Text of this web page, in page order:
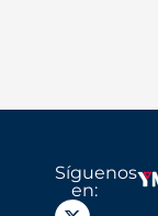
Síguenos
en: